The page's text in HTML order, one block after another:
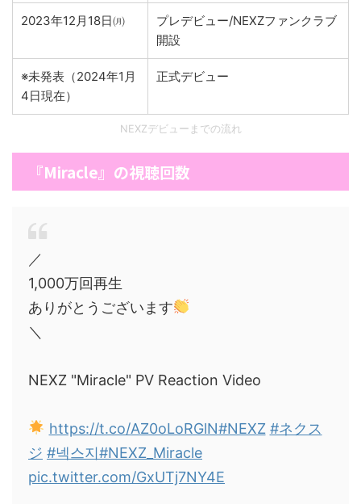
2023年12月18日㈪
プレデビュー/NEXZファンクラブ
開設
※未発表（2024年1月
4日現在）
正式デビュー
NEXZデビューまでの流れ
『Miracle』の視聴回数
／
1,000万回再生
ありがとうございます
＼
NEXZ "Miracle" PV Reaction Video
https://t.co/AZ0oLoRGlN#NEXZ #ネクス
ジ #넥스지#NEXZ_Miracle
pic.twitter.com/GxUTj7NY4E